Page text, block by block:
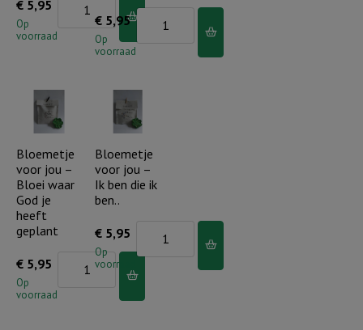
€ 5,95
Op
voorraad
De
vreugde
van
de
Heere
aantal
€ 5,95
Op
voorraad
Bloemetje
voor
goedheid
van
God
geeft
aantal
Bloemetje
voor jou –
Bloei waar
God je
heeft
geplant
€ 5,95
Op
voorraad
Bloemetje
Bloemetje
voor jou –
Ik ben die ik
ben..
€ 5,95
Op
voorraad
voor
jou